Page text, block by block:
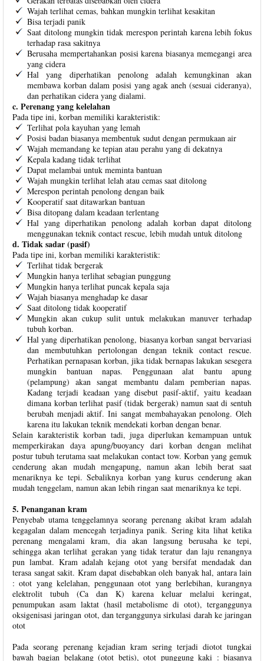
Wajah terlihat cemas, bahkan mungkin terlihat kesakitan
Bisa terjadi panik
Saat ditolong mungkin tidak merespon perintah karena lebih fokus
terhadap rasa sakitnya
Berusaha mempertahankan posisi karena biasanya memegangi area
yang cidera
Hal yang diperhatikan penolong adalah kemungkinan akan
membawa korban dalam posisi yang agak aneh (sesuai cideranya),
dan perhatikan cidera yang dialami.
c. Perenang yang kelelahan
Pada tipe ini, korban memiliki karakteristik:
Terlihat pola kayuhan yang lemah
Posisi badan biasanya membentuk sudut dengan permukaan air
Wajah memandang ke tepian atau perahu yang di dekatnya
Kepala kadang tidak terlihat
Dapat melambai untuk meminta bantuan
Wajah mungkin terlihat lelah atau cemas saat ditolong
Merespon perintah penolong dengan baik
Kooperatif saat ditawarkan bantuan
Bisa ditopang dalam keadaan terlentang
Hal yang diperhatikan penolong adalah korban dapat ditolong
menggunakan teknik contact rescue, lebih mudah untuk ditolong
d. Tidak sadar (pasif)
Pada tipe ini, korban memiliki karakteristik:
Terlihat tidak bergerak
Mungkin hanya terlihat sebagian punggung
Mungkin hanya terlihat puncak kepala saja
Wajah biasanya menghadap ke dasar
Saat ditolong tidak kooperatif
Mungkin akan cukup sulit untuk melakukan manuver terhadap
tubuh korban.
Hal yang diperhatikan penolong, biasanya korban sangat bervariasi
dan membutuhkan pertolongan dengan teknik contact rescue.
Perhatikan pernapasan korban, jika tidak bernapas lakukan sesegera
mungkin bantuan napas. Penggunaan alat bantu apung
(pelampung) akan sangat membantu dalam pemberian napas.
Kadang terjadi keadaan yang disebut pasif-aktif, yaitu keadaan
dimana korban terlihat pasif (tidak bergerak) namun saat di sentuh
berubah menjadi aktif. Ini sangat membahayakan penolong. Oleh
karena itu lakukan teknik mendekati korban dengan benar.
Selain karakteristik korban tadi, juga diperlukan kemampuan untuk
memperkirakan daya apung/buoyancy dari korban dengan melihat
postur tubuh terutama saat melakukan contact tow. Korban yang gemuk
cenderung akan mudah mengapung, namun akan lebih berat saat
menariknya ke tepi. Sebaliknya korban yang kurus cenderung akan
mudah tenggelam, namun akan lebih ringan saat menariknya ke tepi.
5. Penanganan kram
Penyebab utama tenggelamnya seorang perenang akibat kram adalah
kegagalan dalam mencegah terjadinya panik. Sering kita lihat ketika
perenang mengalami kram, dia akan langsung berusaha ke tepi,
sehingga akan terlihat gerakan yang tidak teratur dan laju renangnya
pun lambat. Kram adalah kejang otot yang bersifat mendadak dan
terasa sangat sakit. Kram dapat disebabkan oleh banyak hal, antara lain
: otot yang kelelahan, penggunaan otot yang berlebihan, kurangnya
elektrolit tubuh (Ca dan K) karena keluar melalui keringat,
penumpukan asam laktat (hasil metabolisme di otot), terganggunya
oksigenisasi jaringan otot, dan terganggunya sirkulasi darah ke jaringan
otot
Pada seorang perenang kejadian kram sering terjadi diotot tungkai
bawah bagian belakang (otot betis), otot punggung kaki : biasanya